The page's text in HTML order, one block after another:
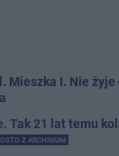
Mieszka I. Nie żyje
Tak 21 lat temu
Z ARCHIWUM